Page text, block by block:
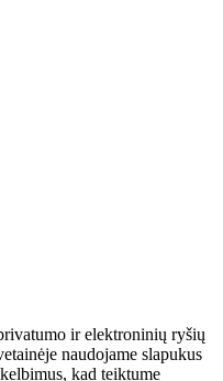
ir elektroninių ryšių
naudojame slapukus
kad teiktume